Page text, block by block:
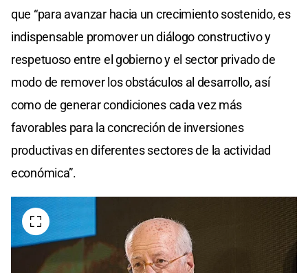
que “para avanzar hacia un crecimiento sostenido, es
indispensable promover un diálogo constructivo y
respetuoso entre el gobierno y el sector privado de
modo de remover los obstáculos al desarrollo, así
como de generar condiciones cada vez más
favorables para la concreción de inversiones
productivas en diferentes sectores de la actividad
económica”.